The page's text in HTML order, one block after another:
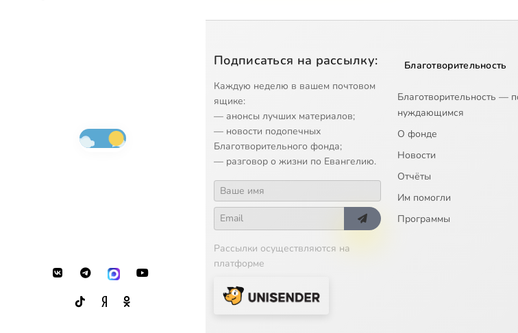
Подписаться на рассылку:
Каждую неделю в вашем почтовом
ящике:
— анонсы лучших материалов;
— новости подопечных
Благотворительного фонда;
— разговор о жизни по Евангелию.
Рассылки осуществляются на
платформе
Благотворительность
Благотворительность —
нуждающимся
О фонде
Новости
Отчёты
Им помогли
Программы